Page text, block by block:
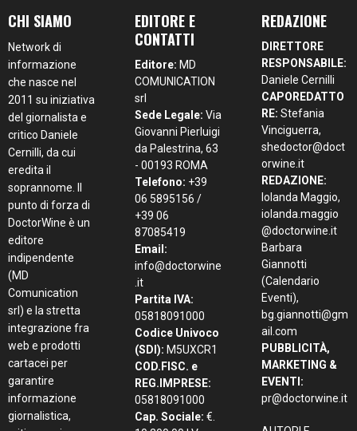
CHI SIAMO
Network di
informazione
che nasce nel
2011 su iniziativa
del giornalista e
critico Daniele
Cernilli, da cui
eredita il
soprannome. Il
punto di forza di
DoctorWine è un
editore
indipendente
(MD
Comunication
srl) e la stretta
integrazione fra
web e prodotti
cartacei per
garantire
informazione
giornalistica,
EDITORE E
CONTATTI
Editore: MD
COMUNICATION
srl
Sede Legale: Via
Giovanni Pierluigi
da Palestrina, 63
- 00193 ROMA
Telefono: +39
06 5895156 /
+39 06
87085419
Email:
info@doctorwine
.it
Partita IVA:
05818091000
Codice Univoco
(SDI): M5UXCR1
COD.FISC. e
REG.IMPRESE:
05818091000
Cap. Sociale: €.
REDAZIONE
DIRETTORE
RESPONSABILE:
Daniele Cernilli
CAPOREDATTO
RE: Stefania
Vinciguerra,
shedoctor@doct
orwine.it
REDAZIONE:
Iolanda Maggio,
iolanda.maggio
@doctorwine.it
Barbara
Giannotti
(Calendario
Eventi),
bg.giannotti@gm
ail.com
PUBBLICITÀ,
MARKETING &
EVENTI:
pr@doctorwine.it